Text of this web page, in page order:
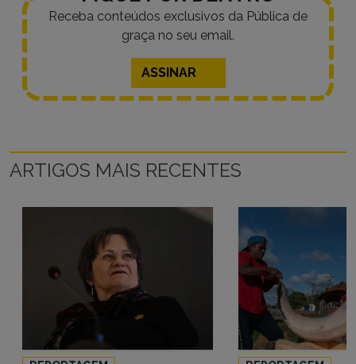
Receba conteúdos exclusivos da Pública de
graça no seu email.
ASSINAR
ARTIGOS MAIS RECENTES